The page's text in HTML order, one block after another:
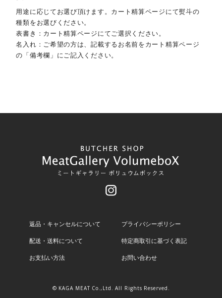
用途に応じてお選び頂けます。カート精算ページにて熨斗の
種類をお選びください。
表書き：カート精算ページにてご選択ください。
名入れ：ご希望の方は、記載するお名前をカート精算ページ
の「備考欄」にご記入ください。
返品・キャンセルについて プライバシーポリシー
配送・送料について 特定商取引に基づく表記
お支払い方法 お問い合わせ
© KAGA MEAT Co.,Ltd. All Rights Reserved.